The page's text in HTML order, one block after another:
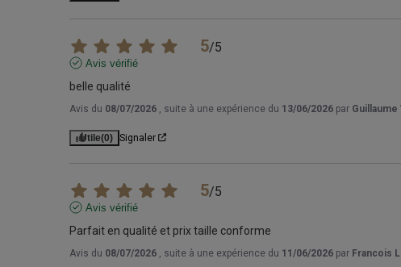
5/5
Avis vérifié
belle qualité
Avis du 08/07/2026 , suite à une expérience du 13/06/2026 par Guillaume
Utile(0) Signaler
5/5
Avis vérifié
Parfait en qualité et prix taille conforme
Avis du 08/07/2026 , suite à une expérience du 11/06/2026 par Francois L.